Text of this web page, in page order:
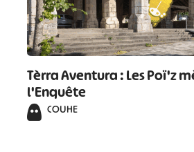
Tèrra Aventura : Les Poï'z
l'Enquête
COUHE